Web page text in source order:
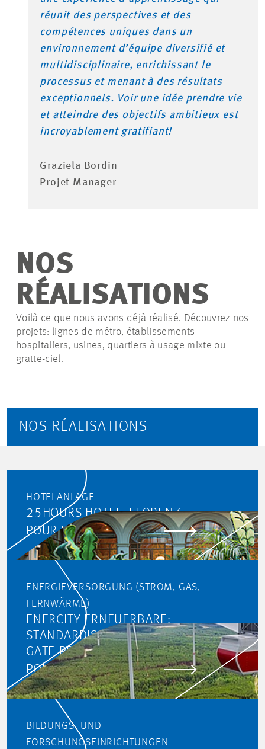
réunit des perspectives et des
compétences uniques dans un
environnement d’équipe diversifié et
multidisciplinaire, enrichissant le
processus et menant à des résultats
exceptionnels. Voir une idée prendre vie
et atteindre des objectifs ambitieux est
incroyablement gratifiant!
Graziela Bordin
Projet Manager
NOS
RÉALISATIONS
Voilà ce que nous avons déjà réalisé. Découvrez nos
projets: lignes de métro, établissements
hospitaliers, usines, quartiers à usage mixte ou
gratte-ciel.
NOS RÉALISATIONS
HOTELANLAGE
25HOURS HOTEL, FLORENZ
POUR EN SAVOIR PLUS
ENERGIEVERSORGUNG (STROM, GAS,
FERNWÄRME)
ENERCITY ERNEUERBARE:
STANDARDISIERUNG DES STAGE-
GATE-PROZESSES
POUR EN SAVOIR PLUS
BILDUNGS- UND
FORSCHUNGSEINRICHTUNGEN